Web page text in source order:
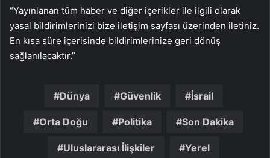
“Yayınlanan tüm haber ve diğer içerikler ile ilgili olarak
yasal bildirimlerinizi bize iletişim sayfası üzerinden iletiniz.
En kısa süre içerisinde bildirimlerinize geri dönüş
sağlanılacaktır.”
Dünya Güvenlik İsrail
Orta Doğu Politika Son Dakika
Uluslararası İlişkiler Yerel